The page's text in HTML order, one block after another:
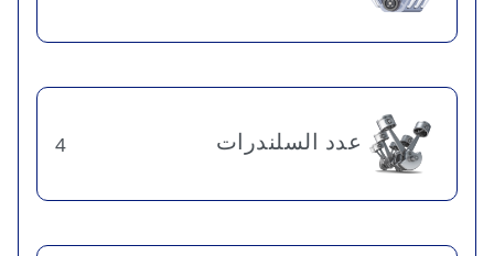
عدد السلندرات 4